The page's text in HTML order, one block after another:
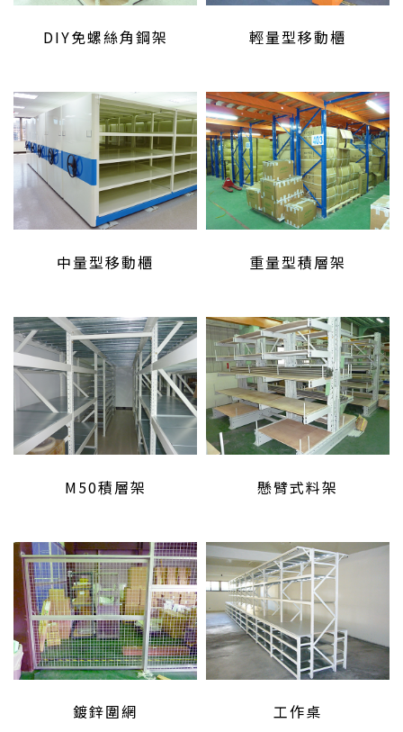
DIY免螺絲角鋼架 輕量型移動櫃
中量型移動櫃 重量型積層架
M50積層架 懸臂式料架
鍍鋅圍網 工作桌